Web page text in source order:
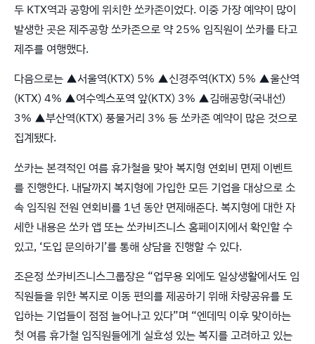
두 KTX역과 공항에 위치한 쏘카존이었다. 이중 가장 예약이 많이
발생한 곳은 제주공항 쏘카존으로 약 25% 임직원이 쏘카를 타고
제주를 여행했다.
다음으로는 ▲서울역(KTX) 5% ▲신경주역(KTX) 5% ▲울산역
(KTX) 4% ▲여수엑스포역 앞(KTX) 3% ▲김해공항(국내선)
3% ▲부산역(KTX) 풍물거리 3% 등 쏘카존 예약이 많은 것으로
집계됐다.
쏘카는 본격적인 여름 휴가철을 맞아 복지형 연회비 면제 이벤트
를 진행한다. 내달까지 복지형에 가입한 모든 기업을 대상으로 소
속 임직원 전원 연회비를 1년 동안 면제해준다. 복지형에 대한 자
세한 내용은 쏘카 앱 또는 쏘카비즈니스 홈페이지에서 확인할 수
있고, ‘도입 문의하기’를 통해 상담을 진행할 수 있다.
조은정 쏘카비즈니스그룹장은 “업무용 외에도 일상생활에서도 임
직원들을 위한 복지로 이동 편의를 제공하기 위해 차량공유를 도
입하는 기업들이 점점 늘어나고 있다”며 “엔데믹 이후 맞이하는
첫 여름 휴가철 임직원들에게 실효성 있는 복지를 고려하고 있는